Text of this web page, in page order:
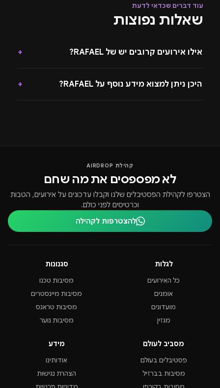
עוד דברים שכדאי לדעת
שאלות נפוצות
אילו אירועים קרובים יש של RAFAEL? +
היכן ניתן למצוא מידע נוסף על RAFAEL? +
קהילת AIRDROP
לא מפספסים את מה שחם
הצטרפו לקהילת הפסטיבלים שלנו וקבלו עדכונים על אירועים, הטבות
וכרטיסים לפני כולם.
להצטרפות לקהילה
לגלות
כל האירועים
אומנים
מועדונים
מגזין
סגנונות
מסיבות טכנו
מסיבות מיינסטרים
מסיבות טראנס
מסיבות נוער
מסביב לעולם
פסטיבלים בעולם
מסיבות בברזיל
מידע
אודותינו
הצהרת נגישות